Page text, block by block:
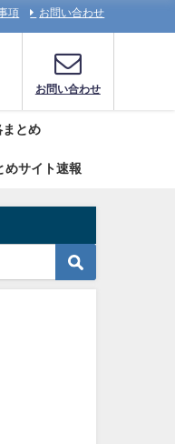
項 お問い合わせ
お問い合わせ
まとめ
めサイト速報